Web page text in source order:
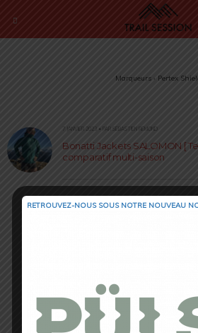
Marqueurs › Pertex
7 JANVIER 2023 • PAR SÉBASTIEN RÉMOND
Bonatti Jackets SALOMON [
comparatif multi-saison
RETROUVEZ-NOUS SOUS NOTRE NOUVEAU